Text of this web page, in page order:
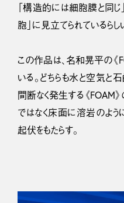
「構造的には細胞膜と同
胞」に見立てられているらしい
この作品は、名和晃平の《
いる。どちらも水と空気と
間断なく発生する《FOAM
ではなく床面に溶岩のよう
起伏をもたらす。